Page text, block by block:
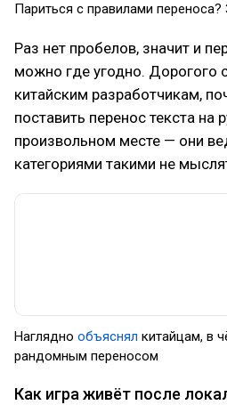
Париться с правилами переноса?
Раз нет пробелов, значит и
можно где угодно. Дорогого
китайским разработчикам,
поставить перенос текста на
произвольном месте — они
категориями такими не
Наглядно объяснял китайцам, в
рандомным переносом
Как игра живёт после